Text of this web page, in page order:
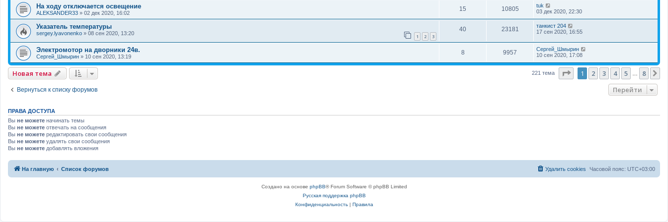
На ходу отключается освещение
ALEKSANDER33 » 02 дек 2020, 16:02
15 10805
tuk
03 дек 2020, 22:30
Указатель температуры
sergey.lyavonenko » 08 сен 2020, 13:20 1 2 3
40 23181
танкист 204
17 сен 2020, 16:55
Электромотор на дворники 24в.
Сергей_Шмырин » 10 сен 2020, 13:19
8 9957
Сергей_Шмырин
10 сен 2020, 17:08
Новая тема 221 тема Страница из
1 2 3 4 5 8
Вернуться к списку форумов Перейти
ПРАВА ДОСТУПА
Вы не можете начинать темы
Вы не можете отвечать на сообщения
Вы не можете редактировать свои сообщения
Вы не можете удалять свои сообщения
Вы не можете добавлять вложения
На главную Список форумов Часовой пояс: UTC+03:00
Удалить cookies
Создано на основе phpBB® Forum Software © phpBB Limited
Русская поддержка phpBB
Конфиденциальность| Правила